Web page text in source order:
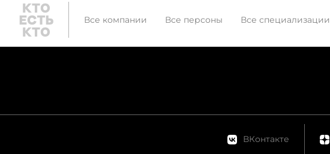
Все компании Все персоны Все специализации
ВКонтакте